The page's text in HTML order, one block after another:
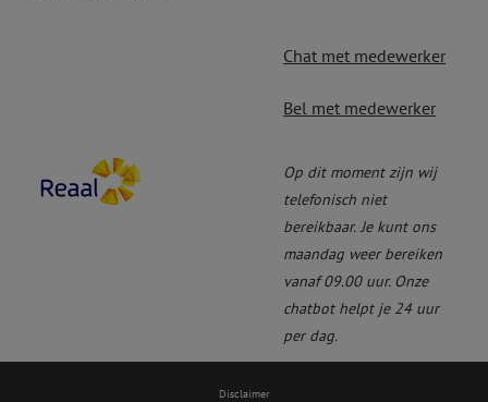
Chat met medewerker
Bel met medewerker
Op dit moment zijn wij
telefonisch niet
bereikbaar. Je kunt ons
maandag weer bereiken
vanaf 09.00 uur. Onze
chatbot helpt je 24 uur
per dag.
Disclaimer